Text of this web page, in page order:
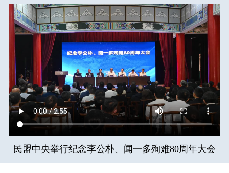
民盟中央举行纪念李公朴、闻一多殉难80周年大会